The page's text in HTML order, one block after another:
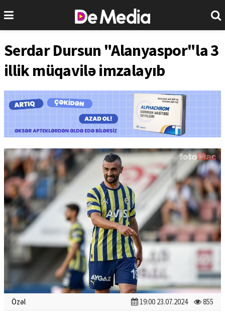
Serdar Dursun "Alanyaspor"la 3
illik müqavilə imzalayıb
Özəl 19:00 23.07.2024 855